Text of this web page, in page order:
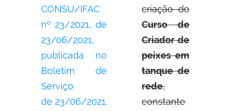
CONSU/IFAC
nº 23/2021, de
23/06/2021,
publicada no
Boletim de
Serviço
de 23/06/2021.
criação do
Curso de
Criador de
peixes em
tanque de
rede,
constante